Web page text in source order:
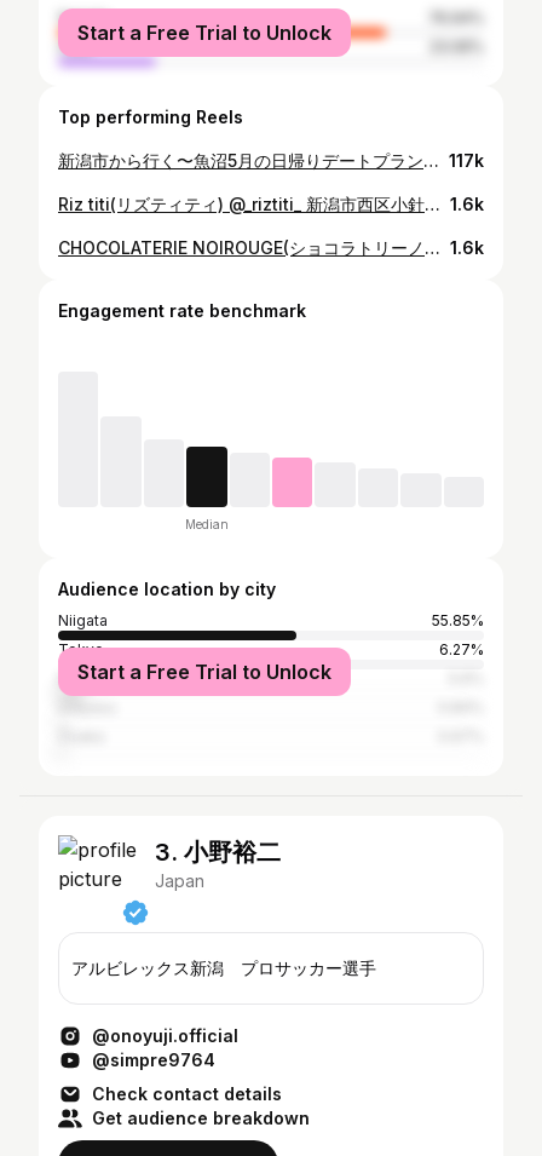
female
male
Start a Free Trial to Unlock
Top performing Reels
新潟市から行く〜魚沼5月の日帰りデートプラン〜 ↓撮影モデル↓ @kanisandesu_2 10:00 新潟市を出発、高速道路で約1時間。 11:30 小千谷市 ゴッチャドーロにて本格イタリアンランチ。 13:00 魚沼市 花と緑と雪の里公園にて芝桜の鑑賞。 14:00 再び小千谷市 珈琲とおみやげの店アルペジオにてカフェタイム。 15:30 長岡市山古志にて山古志アルパカ牧場、エサやり体験。 16:00 長岡市街へ向かう道中、絶景ブランコ発見。 17:00 一般道で三条市 田沢農園にてジェラート食べる。 18:00 新潟市に帰還。 ↓ 合計約8時間のマイカー日帰りプランです。 ーーーーーーーーーーーーー 行った場所 ↓ ゴッチャドーロ @goccia.doro アルペジオ @arpeggio.coffee 田沢農園 @tazawanouen #ツートン #来たよー #新潟観光 #新潟グルメ図鑑 #新潟 #新潟ランチ #ランチ #新潟カフェ #カフェ 117k
Riz titi(リズティティ) @_riztiti_ 新潟市西区小針浜近くにあるオシャレカフェ。1Fが食事メインのJeli Cafe、2FがカフェメインのRiz titiとなっています。ディズニーを彷彿とさせるこだわり内装と、可愛いスイーツがいただけます。 今回はいちごパフェを主役にいちご縛りで注文してみました。 ーーーーーーーーーーーーー Tea Room Riz titi by Jeli Cafe 住所：新潟市西区松海が丘4-5-3 2F TEL：なし 営業時間：13:00〜17:00 定休日：木 駐 車 場：あり #riztiti #jelicafe #ツートン #来たよー #新潟観光 #新潟グルメ図鑑 #新潟カフェ #新潟 #カフェ #パフェ #新潟パフェ 1.6k
CHOCOLATERIE NOIROUGE(ショコラトリーノワルージュ) @chocolaterienoirouge 新潟市西区、大堀幹線沿いにあるチョコレート屋さん。まるで宝石のようなチョコレートや各種お菓子、テイクアウトパフェが目玉飛び出るクオリティ！ ーーーーーーーーーーーーー CHOCOLATERIE NOIROUGE(ショコラトリーノワルージュ) 住所：新潟市西区寺尾東1-11-20 TEL：025-201-7831 営業時間：10:00〜16:00 定休日：不定休 駐 車 場：あり #ノワルージュ #ノワルージュのパフェ #パフェ #新潟パフェ #ツートン #来たよー #新潟観光 #新潟グルメ図鑑 #新潟ランチ #新潟ディナー #新潟カフェ #新潟 #カフェ #ランチ #ディナー 1.6k
Engagement rate benchmark
Median
Audience location by city
Niigata
55.85%
Tokyo
6.27%
Nagaoka
Start a Free Trial to Unlock
3. 小野裕二
Japan
アルビレックス新潟 プロサッカー選手
@onoyuji.official
@simpre9764
Check contact details
Get audience breakdown